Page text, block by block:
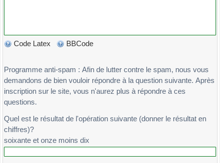
Code Latex BBCode
Programme anti-spam : Afin de lutter contre le spam, nous vous
demandons de bien vouloir répondre à la question suivante. Après
inscription sur le site, vous n'aurez plus à répondre à ces
questions.
Quel est le résultat de l'opération suivante (donner le résultat en
chiffres)?
soixante et onze moins dix